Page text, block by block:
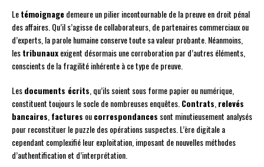
Letémoignagedemeure un pilier incontournable de la preuve en droit pénal
des affaires. Qu’il s’agisse de collaborateurs, de partenaires commerciaux ou
d’experts, la parole humaine conserve toute sa valeur probante. Néanmoins,
lestribunauxexigent désormais une corroboration par d’autres éléments,
conscients de la fragilité inhérente à ce type de preuve.
Lesdocuments écrits, qu’ils soient sous forme papier ou numérique,
constituent toujours le socle de nombreuses enquêtes.Contrats,relevés
bancaires,factures oucorrespondances sont minutieusement analysés
pour reconstituer le puzzle des opérations suspectes. L’ère digitale a
cependant complexifié leur exploitation, imposant de nouvelles méthodes
d’authentification et d’interprétation.